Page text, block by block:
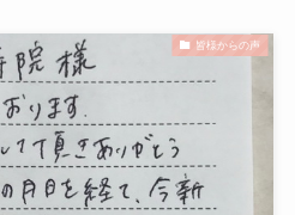
皆様からの声